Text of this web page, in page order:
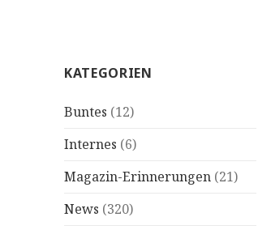
KATEGORIEN
Buntes (12)
Internes (6)
Magazin-Erinnerungen (21)
News (320)